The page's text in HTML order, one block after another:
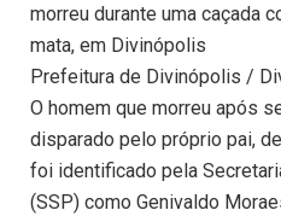
morreu durante uma caçada
mata, em Divinópolis
Prefeitura de Divinópolis /
O homem que morreu após
disparado pelo próprio pai,
foi identificado pela
(SSP) como Genivaldo